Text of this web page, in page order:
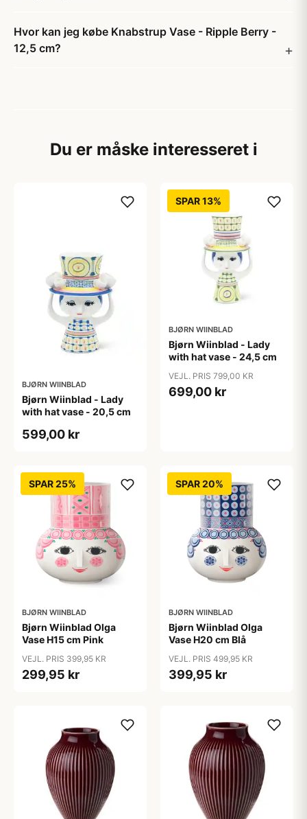
Hvor kan jeg købe Knabstrup Vase - Ripple Berry -
12,5 cm?
Du er måske interesseret i
BJØRN WIINBLAD
Bjørn Wiinblad - Lady
with hat vase - 20,5 cm
599,00 kr
SPAR 13%
BJØRN WIINBLAD
Bjørn Wiinblad - Lady
with hat vase - 24,5 cm
VEJL. PRIS 799,00 KR
699,00 kr
SPAR 25%
BJØRN WIINBLAD
Bjørn Wiinblad Olga
Vase H15 cm Pink
VEJL. PRIS 399,95 KR
299,95 kr
SPAR 20%
BJØRN WIINBLAD
Bjørn Wiinblad Olga
Vase H20 cm Blå
VEJL. PRIS 499,95 KR
399,95 kr